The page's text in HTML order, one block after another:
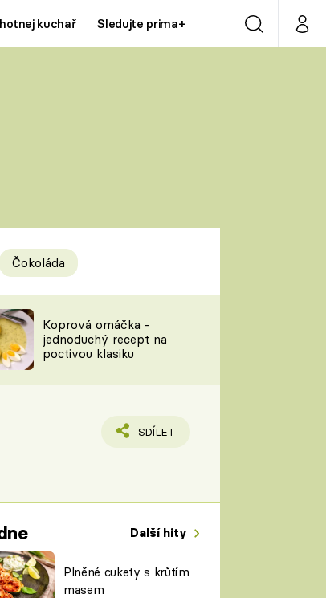
kuchař Sledujte prima+ VyhledáváníMůj
Prima LAJK
Sledujte nás
Čokoláda
Koprová omáčka -
jednoduchý recept na
poctivou klasiku
SDÍLET
Další hity
Plněné cukety s krůtím
masem